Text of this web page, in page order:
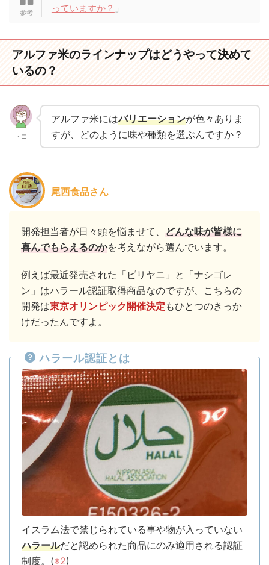
っていますか？ 」
アルファ米のラインナップはどうやって決めて
いるの？
トコ
アルファ米にはバリエーションが色々ありま
すが、どのように味や種類を選ぶんですか？
尾西食品さん
開発担当者が日々頭を悩ませて、 どんな味が皆様に
喜んでもらえるのかを考えながら選んでいます。
例えば最近発売された「ビリヤニ」と「ナシゴレ
ン」はハラール認証取得商品なのですが、こちらの
開発は東京オリンピック開催決定 もひとつのきっか
けだったんですよ。
ハラール認証とは
イスラム法で禁じられている事や物が入っていない
ハラールだと認められた商品にのみ適用される認証
制度。 (※2)